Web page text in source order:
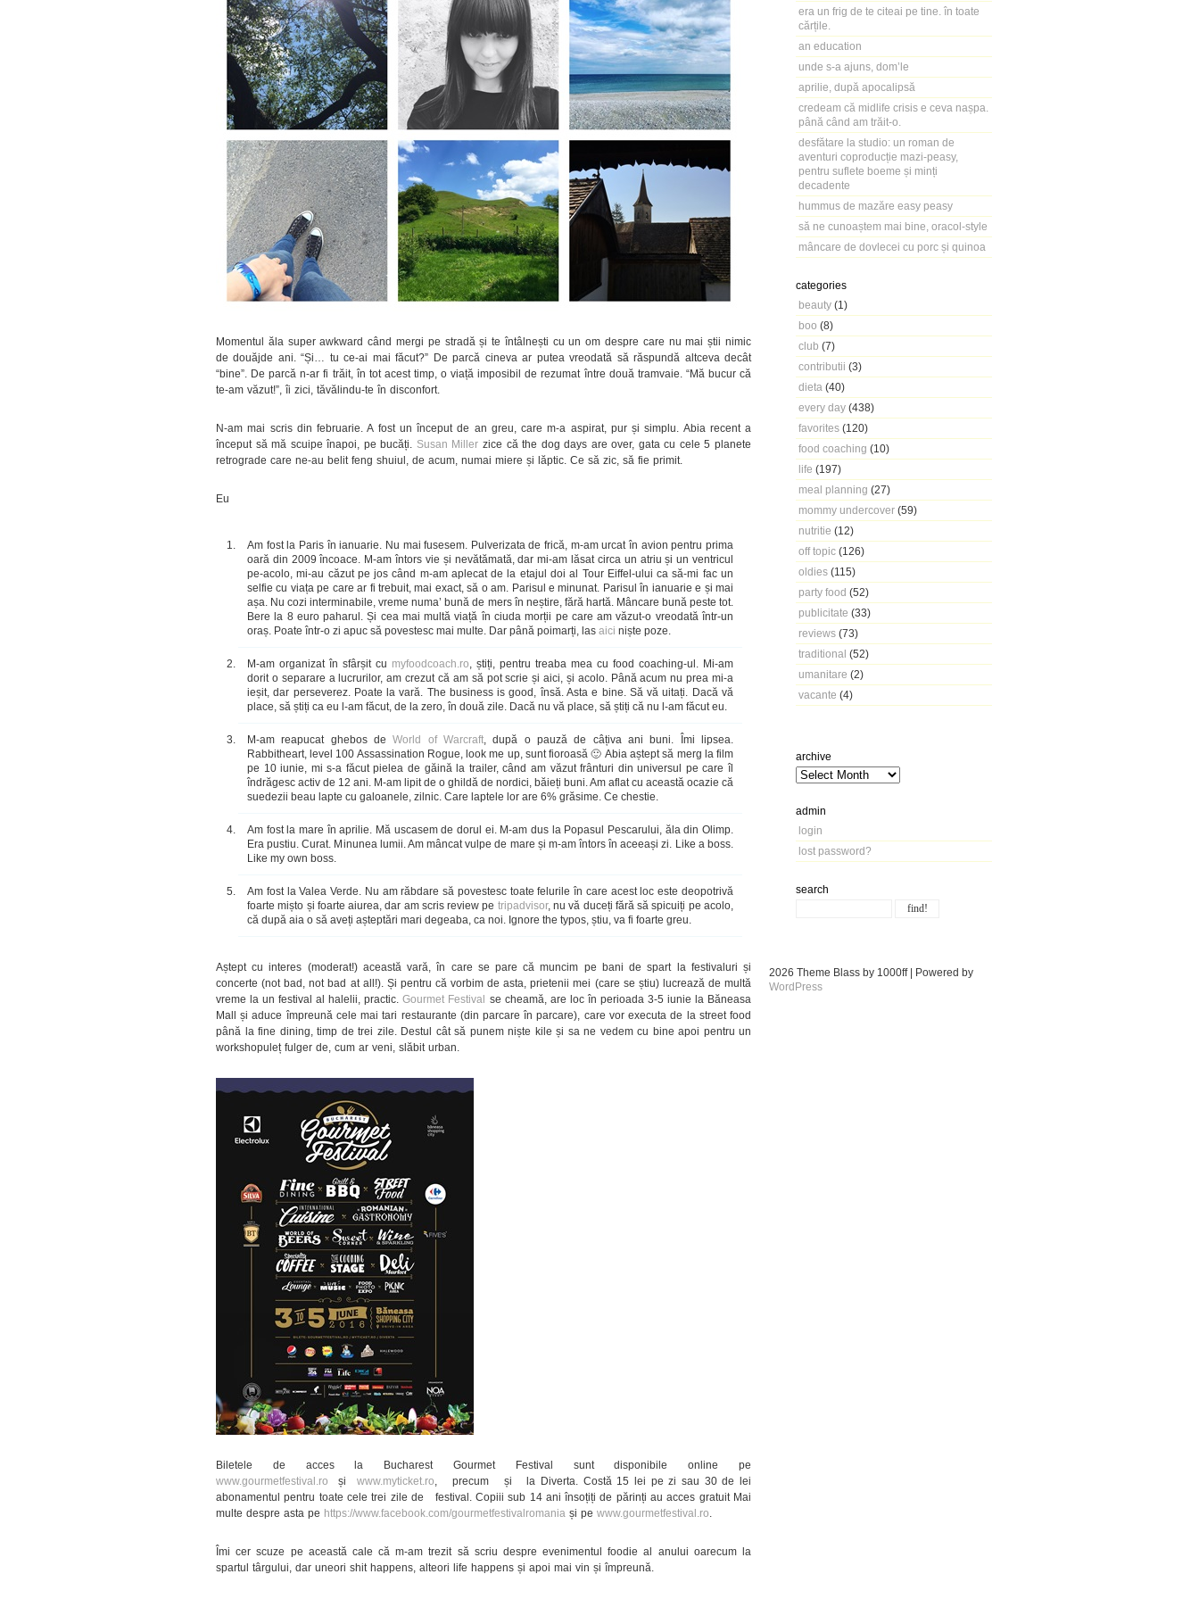
era un frig de te citeai pe tine. în toate
cărțile.
an education
unde s-a ajuns, dom’le
aprilie, după apocalipsă
credeam că midlife crisis e ceva nașpa.
până când am trăit-o.
desfătare la studio: un roman de
aventuri coproducție mazi-peasy,
pentru suflete boeme și minți
decadente
hummus de mazăre easy peasy
să ne cunoaștem mai bine, oracol-style
mâncare de dovlecei cu porc și quinoa
categories
beauty (1)
boo (8)
club (7)
contributii (3)
dieta (40)
every day (438)
favorites (120)
food coaching (10)
life (197)
meal planning (27)
mommy undercover (59)
nutritie (12)
off topic (126)
oldies (115)
party food (52)
publicitate (33)
reviews (73)
traditional (52)
umanitare (2)
vacante (4)
archive
admin
login
lost password?
search
Momentul ăla super awkward când mergi pe stradă și te întâlnești cu un om despre care nu mai știi nimic
de douăjde ani. “Și… tu ce-ai mai făcut?” De parcă cineva ar putea vreodată să răspundă altceva decât
“bine”. De parcă n-ar fi trăit, în tot acest timp, o viață imposibil de rezumat între două tramvaie. “Mă bucur că
te-am văzut!”, îi zici, tăvălindu-te în disconfort.
N-am mai scris din februarie. A fost un început de an greu, care m-a aspirat, pur și simplu. Abia recent a
început să mă scuipe înapoi, pe bucăți. Susan Miller zice că the dog days are over, gata cu cele 5 planete
retrograde care ne-au belit feng shuiul, de acum, numai miere și lăptic. Ce să zic, să fie primit.
Eu
Am fost la Paris în ianuarie. Nu mai fusesem. Pulverizata de frică, m-am urcat în avion pentru prima
oară din 2009 încoace. M-am întors vie și nevătămată, dar mi-am lăsat circa un atriu și un ventricul
pe-acolo, mi-au căzut pe jos când m-am aplecat de la etajul doi al Tour Eiffel-ului ca să-mi fac un
selfie cu viața pe care ar fi trebuit, mai exact, să o am. Parisul e minunat. Parisul în ianuarie e și mai
așa. Nu cozi interminabile, vreme numa’ bună de mers în neștire, fără hartă. Mâncare bună peste tot.
Bere la 8 euro paharul. Și cea mai multă viață în ciuda morții pe care am văzut-o vreodată într-un
oraș. Poate într-o zi apuc să povestesc mai multe. Dar până poimarți, las aici niște poze.
M-am organizat în sfârșit cu myfoodcoach.ro , știți, pentru treaba mea cu food coaching-ul. Mi-am
dorit o separare a lucrurilor, am crezut că am să pot scrie și aici, și acolo. Până acum nu prea mi-a
ieșit, dar perseverez. Poate la vară. The business is good, însă. Asta e bine. Să vă uitați. Dacă vă
place, să știți ca eu l-am făcut, de la zero, în două zile. Dacă nu vă place, să știți că nu l-am făcut eu.
M-am reapucat ghebos deWorld of Warcraft , după o pauză de câțiva ani buni. Îmi lipsea.
Rabbitheart, level 100 Assassination Rogue, look me up, sunt fioroasă 🙂 Abia aștept să merg la film
pe 10 iunie, mi s-a făcut pielea de găină la trailer, când am văzut frânturi din universul pe care îl
îndrăgesc activ de 12 ani. M-am lipit de o ghildă de nordici, băieți buni. Am aflat cu această ocazie că
suedezii beau lapte cu galoanele, zilnic. Care laptele lor are 6% grăsime. Ce chestie.
Am fost la mare în aprilie. Mă uscasem de dorul ei. M-am dus la Popasul Pescarului, ăla din Olimp.
Era pustiu. Curat. Minunea lumii. Am mâncat vulpe de mare și m-am întors în aceeași zi. Like a boss.
Like my own boss.
Am fost la Valea Verde. Nu am răbdare să povestesc toate felurile în care acest loc este deopotrivă
foarte mișto și foarte aiurea, dar am scris review pe tripadvisor, nu vă duceți fără să spicuiți pe acolo,
că după aia o să aveți așteptări mari degeaba, ca noi. Ignore the typos, știu, va fi foarte greu.
Aștept cu interes (moderat!) această vară, în care se pare că muncim pe bani de spart la festivaluri și
concerte (not bad, not bad at all!). Și pentru că vorbim de asta, prietenii mei (care se știu) lucrează de multă
vreme la un festival al halelii, practic.Gourmet Festival se cheamă, are loc în perioada 3-5 iunie la Băneasa
Mall și aduce împreună cele mai tari restaurante (din parcare în parcare), care vor executa de la street food
până la fine dining, timp de trei zile. Destul cât să punem niște kile și sa ne vedem cu bine apoi pentru un
workshopuleț fulger de, cum ar veni, slăbit urban.
Biletele de acces la Bucharest Gourmet Festival sunt disponibile online pe
www.gourmetfestival.ro și www.myticket.ro , precum și la Diverta. Costă 15 lei pe zi sau 30 de lei
abonamentul pentru toate cele trei zile de festival. Copiii sub 14 ani însoțiți de părinți au acces gratuit Mai
multe despre asta pe https://www.facebook.com/gourmetfestivalromania și pe www.gourmetfestival.ro
Îmi cer scuze pe această cale că m-am trezit să scriu despre evenimentul foodie al anului oarecum la
spartul târgului, dar uneori shit happens, alteori life happens și apoi mai vin și împreună.
2026 Theme Blass by 1000ff | Powered by
WordPress